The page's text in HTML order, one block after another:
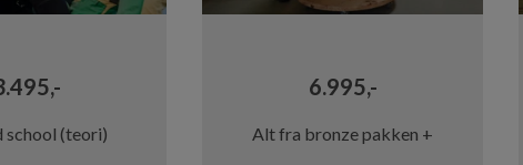
school (teori)
6.995,-
Alt fra bronze pakken +